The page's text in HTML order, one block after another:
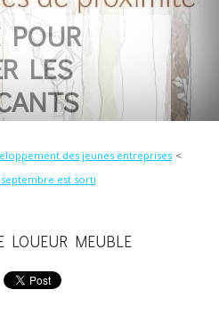
LES
des jeunes entreprises
est sorti
LOUEUR MEUBLE